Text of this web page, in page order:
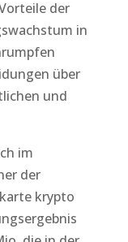
der
in
über
und
im
der
krypto